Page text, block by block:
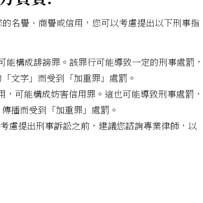
名譽、商譽或信用，您可以考慮提出以下刑事指
構成誹謗罪。該罪行可能導致一定的刑事處罰，
文字」而受到「加重罪」處罰。
可能構成妨害信用罪。這也可能導致刑事處罰，
播而受到「加重罪」處罰。
慮提出刑事訴訟之前，建議您諮詢專業律師，以